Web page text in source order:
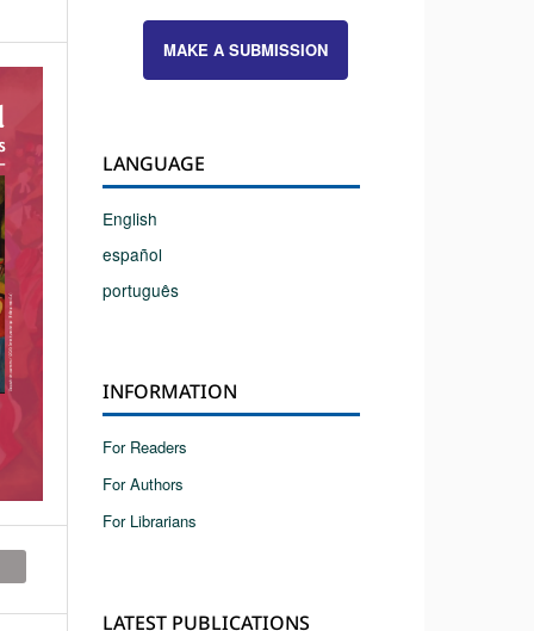
MAKE A SUBMISSION
LANGUAGE
English
español
português
INFORMATION
For Readers
For Authors
For Librarians
LATEST PUBLICATIONS